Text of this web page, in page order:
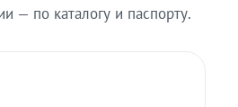
по каталогу и паспорту.